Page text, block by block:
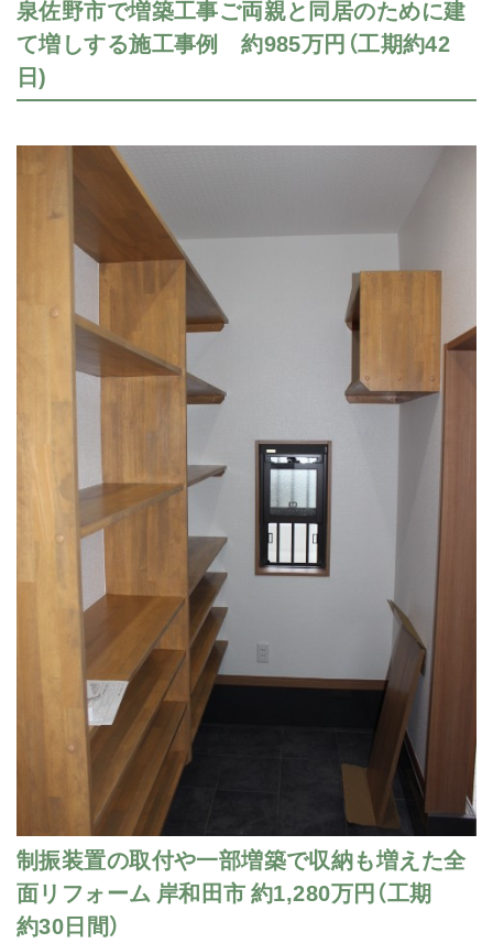
泉佐野市で増築工事ご両親と同居のために建
て増しする施工事例 約985万円（工期約42
日)
制振装置の取付や一部増築で収納も増えた全
面リフォーム 岸和田市 約1,280万円（工期
約30日間）